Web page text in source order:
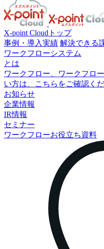
X-point Cloudトップ
事例・導入実績 解決できる
ワークフローシステム
とは
ワークフロー、ワークフロ
い方は、こちらをご確認くだ
お知らせ
企業情報
IR情報
セミナー
ワークフローお役立ち資料